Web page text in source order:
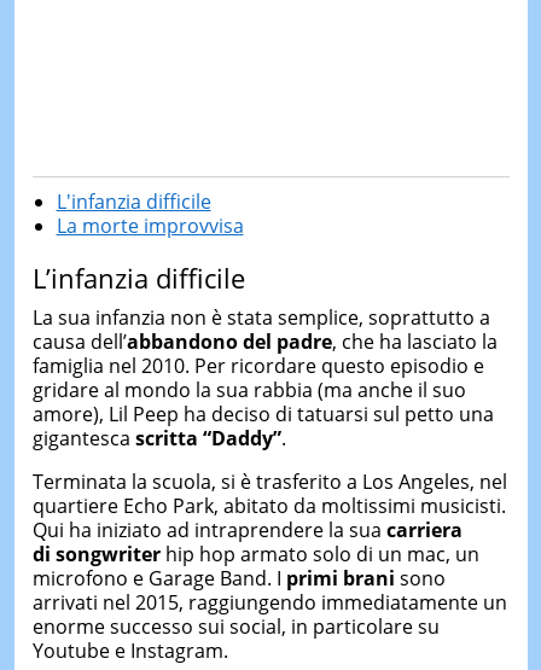
L'infanzia difficile
La morte improvvisa
L’infanzia difficile
La sua infanzia non è stata semplice, soprattutto a
causa dell’abbandono del padre, che ha lasciato la
famiglia nel 2010. Per ricordare questo episodio e
gridare al mondo la sua rabbia (ma anche il suo
amore), Lil Peep ha deciso di tatuarsi sul petto una
gigantesca scritta “Daddy”.
Terminata la scuola, si è trasferito a Los Angeles, nel
quartiere Echo Park, abitato da moltissimi musicisti.
Qui ha iniziato ad intraprendere la sua carriera
di songwriterhip hop armato solo di un mac, un
microfono e Garage Band. I primi brani sono
arrivati nel 2015, raggiungendo immediatamente un
enorme successo sui social, in particolare su
Youtube e Instagram.